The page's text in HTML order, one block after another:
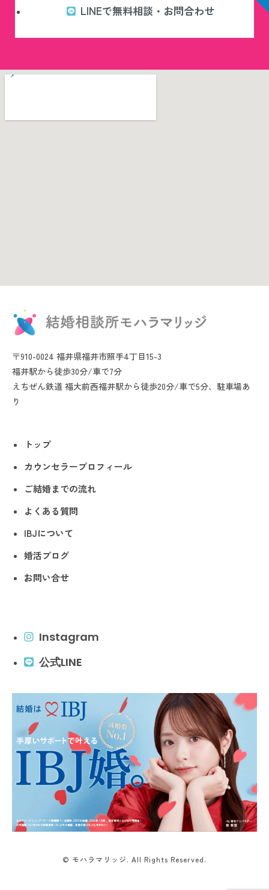
LINEで無料相談・お問合わせ
〒910-0024 福井県福井市照手4丁目15-3
福井駅から徒歩30分/車で7分
えちぜん鉄道 福大前西福井駅から徒歩20分/車で5分、駐車場あ
り
トップ
カウンセラープロフィール
ご結婚までの流れ
よくある質問
IBJについて
婚活ブログ
お問い合せ
Instagram
公式LINE
© モハラマリッジ. All Rights Reserved.